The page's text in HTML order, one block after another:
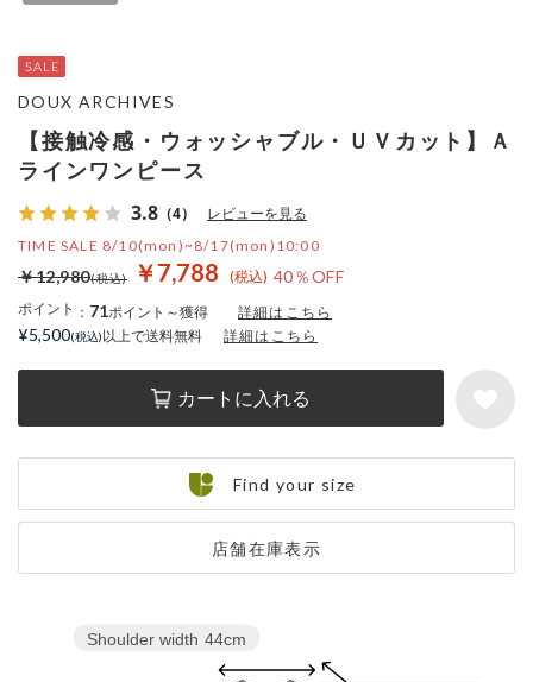
【接触冷感・ウォッシャブル・ＵＶカット】Ａ
ラインワンピース
3.8 （4） レビューを見る
TIME SALE 8/10(mon)~8/17(mon)10:00
￥7,788 40％OFF
￥12,980
ポイント ： 71ポイント～獲得 詳細はこちら
カートに入れる
店舗在庫表示
DOUX ARCHIVES
¥5,500 以上で送料無料 詳細はこちら
Find your size
Shoulder width 44cm